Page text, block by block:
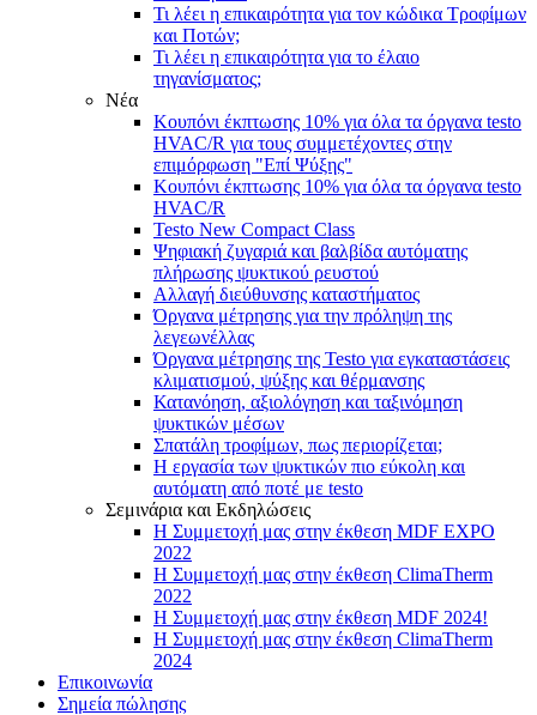
Τι λέει η επικαιρότητα για τον κώδικα Τροφίμων
και Ποτών;
Τι λέει η επικαιρότητα για τo έλαιο
τηγανίσματος;
Νέα
Κουπόνι έκπτωσης 10% για όλα τα όργανα testo
HVAC/R για τους συμμετέχοντες στην
επιμόρφωση "Επί Ψύξης"
Κουπόνι έκπτωσης 10% για όλα τα όργανα testo
HVAC/R
Testo New Compact Class
Ψηφιακή ζυγαριά και βαλβίδα αυτόματης
πλήρωσης ψυκτικού ρευστού
Αλλαγή διεύθυνσης καταστήματος
Όργανα μέτρησης για την πρόληψη της
λεγεωνέλλας
Όργανα μέτρησης της Testo για εγκαταστάσεις
κλιματισμού, ψύξης και θέρμανσης
Κατανόηση, αξιολόγηση και ταξινόμηση
ψυκτικών μέσων
Σπατάλη τροφίμων, πως περιορίζεται;
Η εργασία των ψυκτικών πιο εύκολη και
αυτόματη από ποτέ με testo
Σεμινάρια και Εκδηλώσεις
Η Συμμετοχή μας στην έκθεση MDF EXPO
2022
Η Συμμετοχή μας στην έκθεση ClimaTherm
2022
Η Συμμετοχή μας στην έκθεση MDF 2024!
Η Συμμετοχή μας στην έκθεση ClimaTherm
2024
Επικοινωνία
Σημεία πώλησης